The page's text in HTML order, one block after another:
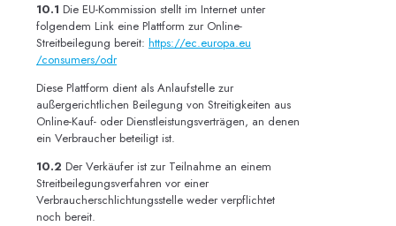
10.1 Die EU-Kommission stellt im Internet unter
folgendem Link eine Plattform zur Online-
Streitbeilegung bereit: https://ec.europa.eu
/consumers/odr
Diese Plattform dient als Anlaufstelle zur
außergerichtlichen Beilegung von Streitigkeiten aus
Online-Kauf- oder Dienstleistungsverträgen, an denen
ein Verbraucher beteiligt ist.
10.2 Der Verkäufer ist zur Teilnahme an einem
Streitbeilegungsverfahren vor einer
Verbraucherschlichtungsstelle weder verpflichtet
noch bereit.